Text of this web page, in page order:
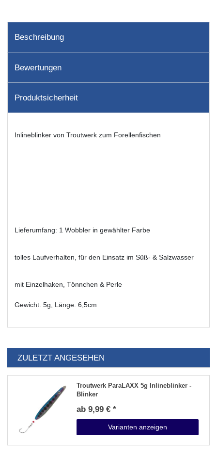
Beschreibung
Bewertungen
Produktsicherheit
Inlineblinker von Troutwerk zum Forellenfischen
Lieferumfang: 1 Wobbler in gewählter Farbe
tolles Laufverhalten, für den Einsatz im Süß- & Salzwasser
mit Einzelhaken, Tönnchen & Perle
Gewicht: 5g, Länge: 6,5cm
ZULETZT ANGESEHEN
Troutwerk ParaLAXX 5g Inlineblinker -
Blinker
ab 9,99 € *
Varianten anzeigen